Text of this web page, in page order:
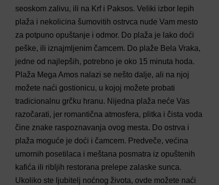
seoskom zalivu, ili na Krf i Paksos. Veliki izbor lepih
plaža i nekolicina šumovitih ostrvca nude Vam mesto
za potpuno opuštanje i odmor. Do plaža je lako doći
peške, ili iznajmljenim čamcem. Do plaže Bela Vraka,
jedne od najlepših, potrebno je oko 15 minuta hoda.
Plaža Mega Amos nalazi se nešto dalje, ali na njoj
možete naći gostionicu, u kojoj možete probati
tradicionalnu grčku hranu. Nijedna plaža neće Vas
razočarati, jer romantična atmosfera, plitka i čista voda
čine znake raspoznavanja ovog mesta. Do ostrva i
plaža moguće je doći i čamcem. Predveče, većina
umornih posetilaca i meštana posmatra iz opuštenih
kafića ili ribljih restorana prelepe zalaske sunca.
Ukoliko ste ljubitelj noćnog života, ovde možete naći